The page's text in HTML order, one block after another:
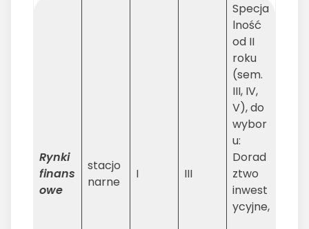
Rynki
finans
owe
stacjo
narne
I III
Specja
lność
od II
roku
(sem.
III, IV,
V), do
wybor
u:
Dorad
ztwo
inwest
ycyjne,